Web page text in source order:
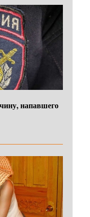
напавшего